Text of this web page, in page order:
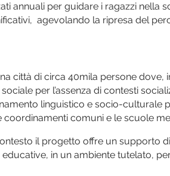
annuali per guidare i ragazzi nella
agevolando la ripresa del
città di circa 40mila persone dove,
per l’assenza di contesti
linguistico e socio-culturale
coordinamenti comuni e le scuole
il progetto offre un supporto
in un ambiente tutelato,